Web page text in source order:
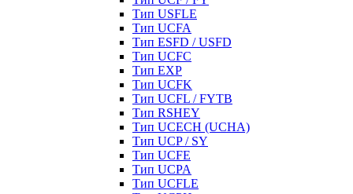
Тип USFLE
Тип UCFA
Тип ESFD / USFD
Тип UCFC
Тип EXP
Тип UCFK
Тип UCFL / FYTB
Тип RSHEY
Тип UCECH (UCHA)
Тип UCP / SY
Тип UCFE
Тип UCPA
Тип UCFLE